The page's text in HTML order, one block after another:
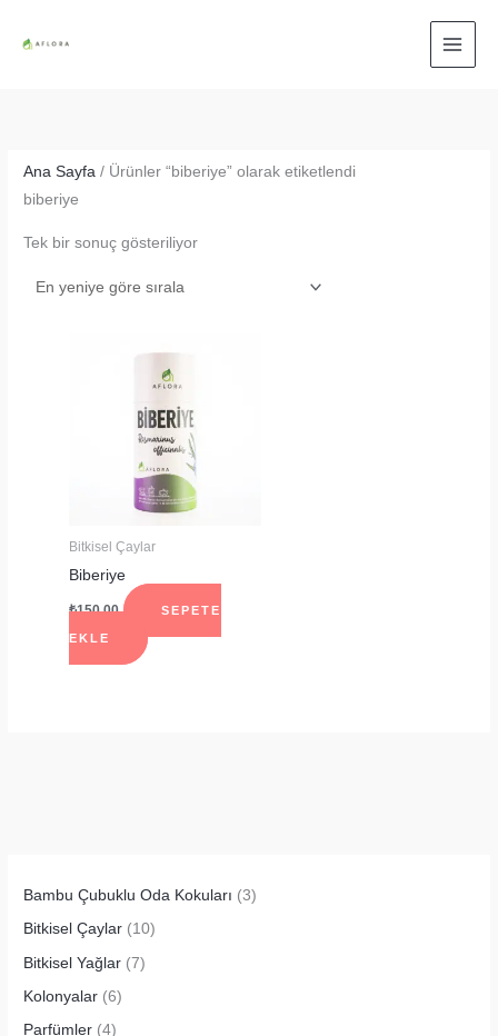
atla
Bambu Çubuklu Oda Kokuları (3)
Bitkisel Çaylar (10)
Bitkisel Yağlar (7)
Kolonyalar (6)
Parfümler (4)
Ana Sayfa / Ürünler “biberiye” olarak etiketlendi
biberiye
Tek bir sonuç gösteriliyor
Bitkisel Çaylar
Biberiye
₺150.00 SEPETE
EKLE